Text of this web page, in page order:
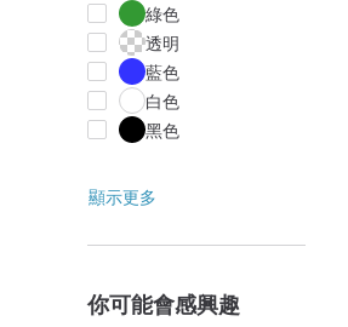
綠色
透明
藍色
白色
黑色
顯示更多
你可能會感興趣